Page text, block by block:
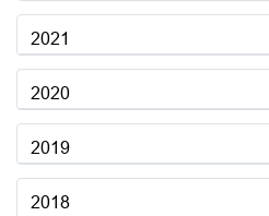
2021
2020
2019
2018